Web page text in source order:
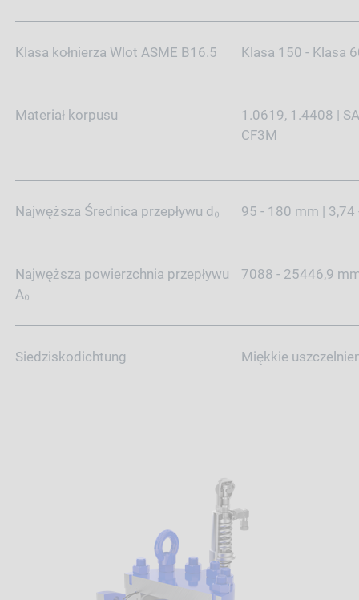
Klasa kołnierza Wlot ASME B16.5 Klasa 150 - Klasa
Materiał korpusu
1.0619, 1.4408 |
CF3M
Najwęższa Średnica przepływu d₀ 95 - 180 mm | 3,74
Najwęższa powierzchnia przepływu
A₀
7088 - 25446,9
Siedziskodichtung Miękkie